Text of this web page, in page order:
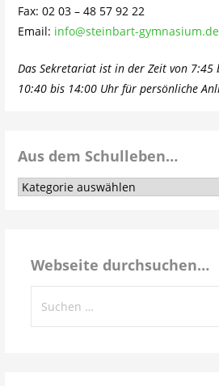
Fax: 02 03 – 48 57 92 22
Email: info@steinbart-gymnasium.de
Das Sekretariat ist in der Zeit von 7:45
10:40 bis 14:00 Uhr für persönliche
Aus dem Schulleben…
Aus
Webseite durchsuchen…
nach: